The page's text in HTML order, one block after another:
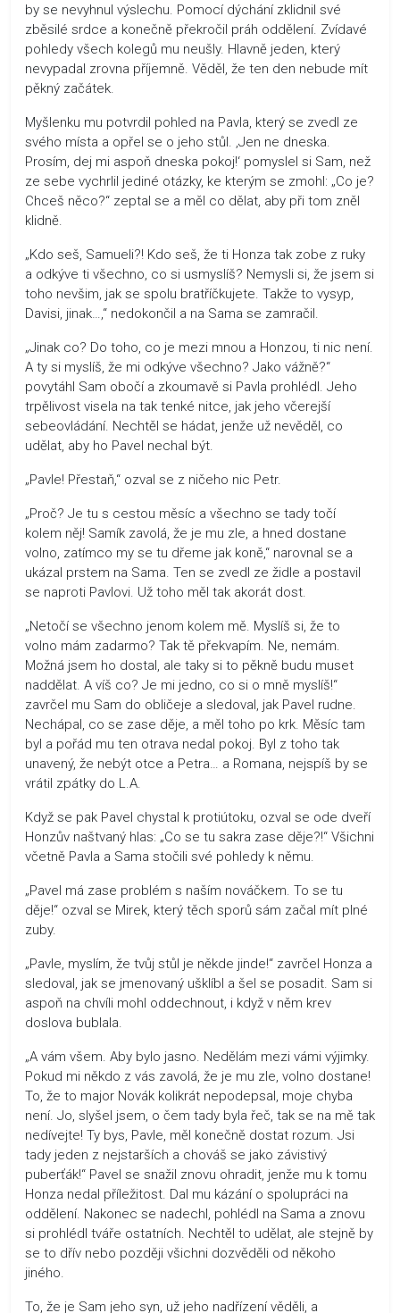
by se nevyhnul výslechu. Pomocí dýchání zklidnil své
zběsilé srdce a konečně překročil práh oddělení. Zvídavé
pohledy všech kolegů mu neušly. Hlavně jeden, který
nevypadal zrovna příjemně. Věděl, že ten den nebude mít
pěkný začátek.
Myšlenku mu potvrdil pohled na Pavla, který se zvedl ze
svého místa a opřel se o jeho stůl. ‚Jen ne dneska.
Prosím, dej mi aspoň dneska pokoj!‘ pomyslel si Sam, než
ze sebe vychrlil jediné otázky, ke kterým se zmohl: „Co je?
Chceš něco?“ zeptal se a měl co dělat, aby při tom zněl
klidně.
„Kdo seš, Samueli?! Kdo seš, že ti Honza tak zobe z ruky
a odkýve ti všechno, co si usmyslíš? Nemysli si, že jsem si
toho nevšim, jak se spolu bratříčkujete. Takže to vysyp,
Davisi, jinak…,“ nedokončil a na Sama se zamračil.
„Jinak co? Do toho, co je mezi mnou a Honzou, ti nic není.
A ty si myslíš, že mi odkýve všechno? Jako vážně?“
povytáhl Sam obočí a zkoumavě si Pavla prohlédl. Jeho
trpělivost visela na tak tenké nitce, jak jeho včerejší
sebeovládání. Nechtěl se hádat, jenže už nevěděl, co
udělat, aby ho Pavel nechal být.
„Pavle! Přestaň,“ ozval se z ničeho nic Petr.
„Proč? Je tu s cestou měsíc a všechno se tady točí
kolem něj! Samík zavolá, že je mu zle, a hned dostane
volno, zatímco my se tu dřeme jak koně,“ narovnal se a
ukázal prstem na Sama. Ten se zvedl ze židle a postavil
se naproti Pavlovi. Už toho měl tak akorát dost.
„Netočí se všechno jenom kolem mě. Myslíš si, že to
volno mám zadarmo? Tak tě překvapím. Ne, nemám.
Možná jsem ho dostal, ale taky si to pěkně budu muset
naddělat. A víš co? Je mi jedno, co si o mně myslíš!“
zavrčel mu Sam do obličeje a sledoval, jak Pavel rudne.
Nechápal, co se zase děje, a měl toho po krk. Měsíc tam
byl a pořád mu ten otrava nedal pokoj. Byl z toho tak
unavený, že nebýt otce a Petra… a Romana, nejspíš by se
vrátil zpátky do L.A.
Když se pak Pavel chystal k protiútoku, ozval se ode dveří
Honzův naštvaný hlas: „Co se tu sakra zase děje?!“ Všichni
včetně Pavla a Sama stočili své pohledy k němu.
„Pavel má zase problém s naším nováčkem. To se tu
děje!“ ozval se Mirek, který těch sporů sám začal mít plné
zuby.
„Pavle, myslím, že tvůj stůl je někde jinde!“ zavrčel Honza a
sledoval, jak se jmenovaný ušklíbl a šel se posadit. Sam si
aspoň na chvíli mohl oddechnout, i když v něm krev
doslova bublala.
„A vám všem. Aby bylo jasno. Nedělám mezi vámi výjimky.
Pokud mi někdo z vás zavolá, že je mu zle, volno dostane!
To, že to major Novák kolikrát nepodepsal, moje chyba
není. Jo, slyšel jsem, o čem tady byla řeč, tak se na mě tak
nedívejte! Ty bys, Pavle, měl konečně dostat rozum. Jsi
tady jeden z nejstarších a chováš se jako závistivý
puberťák!“ Pavel se snažil znovu ohradit, jenže mu k tomu
Honza nedal příležitost. Dal mu kázání o spolupráci na
oddělení. Nakonec se nadechl, pohlédl na Sama a znovu
si prohlédl tváře ostatních. Nechtěl to udělat, ale stejně by
se to dřív nebo později všichni dozvěděli od někoho
jiného.
To, že je Sam jeho syn, už jeho nadřízení věděli, a